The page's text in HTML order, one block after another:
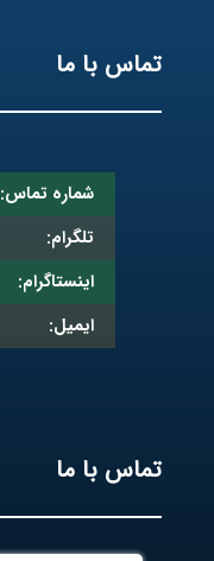
تماس با ما
شماره تماس:
تلگرام:
اینستاگرام:
ایمیل:
تماس با ما